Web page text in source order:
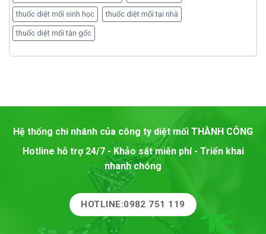
thuốc diệt mối sinh học thuốc diệt mối tại nhà
thuốc diệt mối tận gốc
Hệ thống chi nhánh của công ty diệt mối THÀNH CÔNG
Hotline hỗ trợ 24/7 - Khảo sát miễn phí - Triển khai
nhanh chóng
HOTLINE:0982 751 119